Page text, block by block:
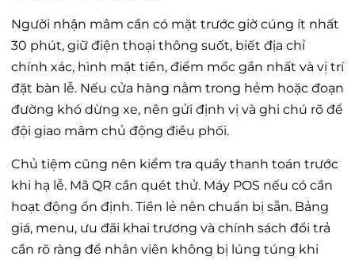
Người nhận mâm cần có mặt trước giờ cúng ít nhất
30 phút, giữ điện thoại thông suốt, biết địa chỉ
chính xác, hình mặt tiền, điểm mốc gần nhất và vị trí
đặt bàn lễ. Nếu cửa hàng nằm trong hẻm hoặc đoạn
đường khó dừng xe, nên gửi định vị và ghi chú rõ để
đội giao mâm chủ động điều phối.
Chủ tiệm cũng nên kiểm tra quầy thanh toán trước
khi hạ lễ. Mã QR cần quét thử. Máy POS nếu có cần
hoạt động ổn định. Tiền lẻ nên chuẩn bị sẵn. Bảng
giá, menu, ưu đãi khai trương và chính sách đổi trả
cần rõ ràng để nhân viên không bị lúng túng khi